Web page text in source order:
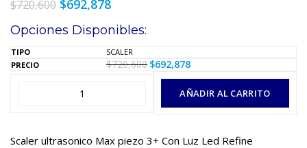
$720,600 El
original
$720,600.
$692,878El
actual
es:
$692,878.
Opciones Disponibles:
SCALER
$720,600 El
$720,600.
$692,878El
es:
$692,878.
AÑADIR AL CARRITO
Scaler ultrasonico Max piezo 3+ Con Luz Led Refine